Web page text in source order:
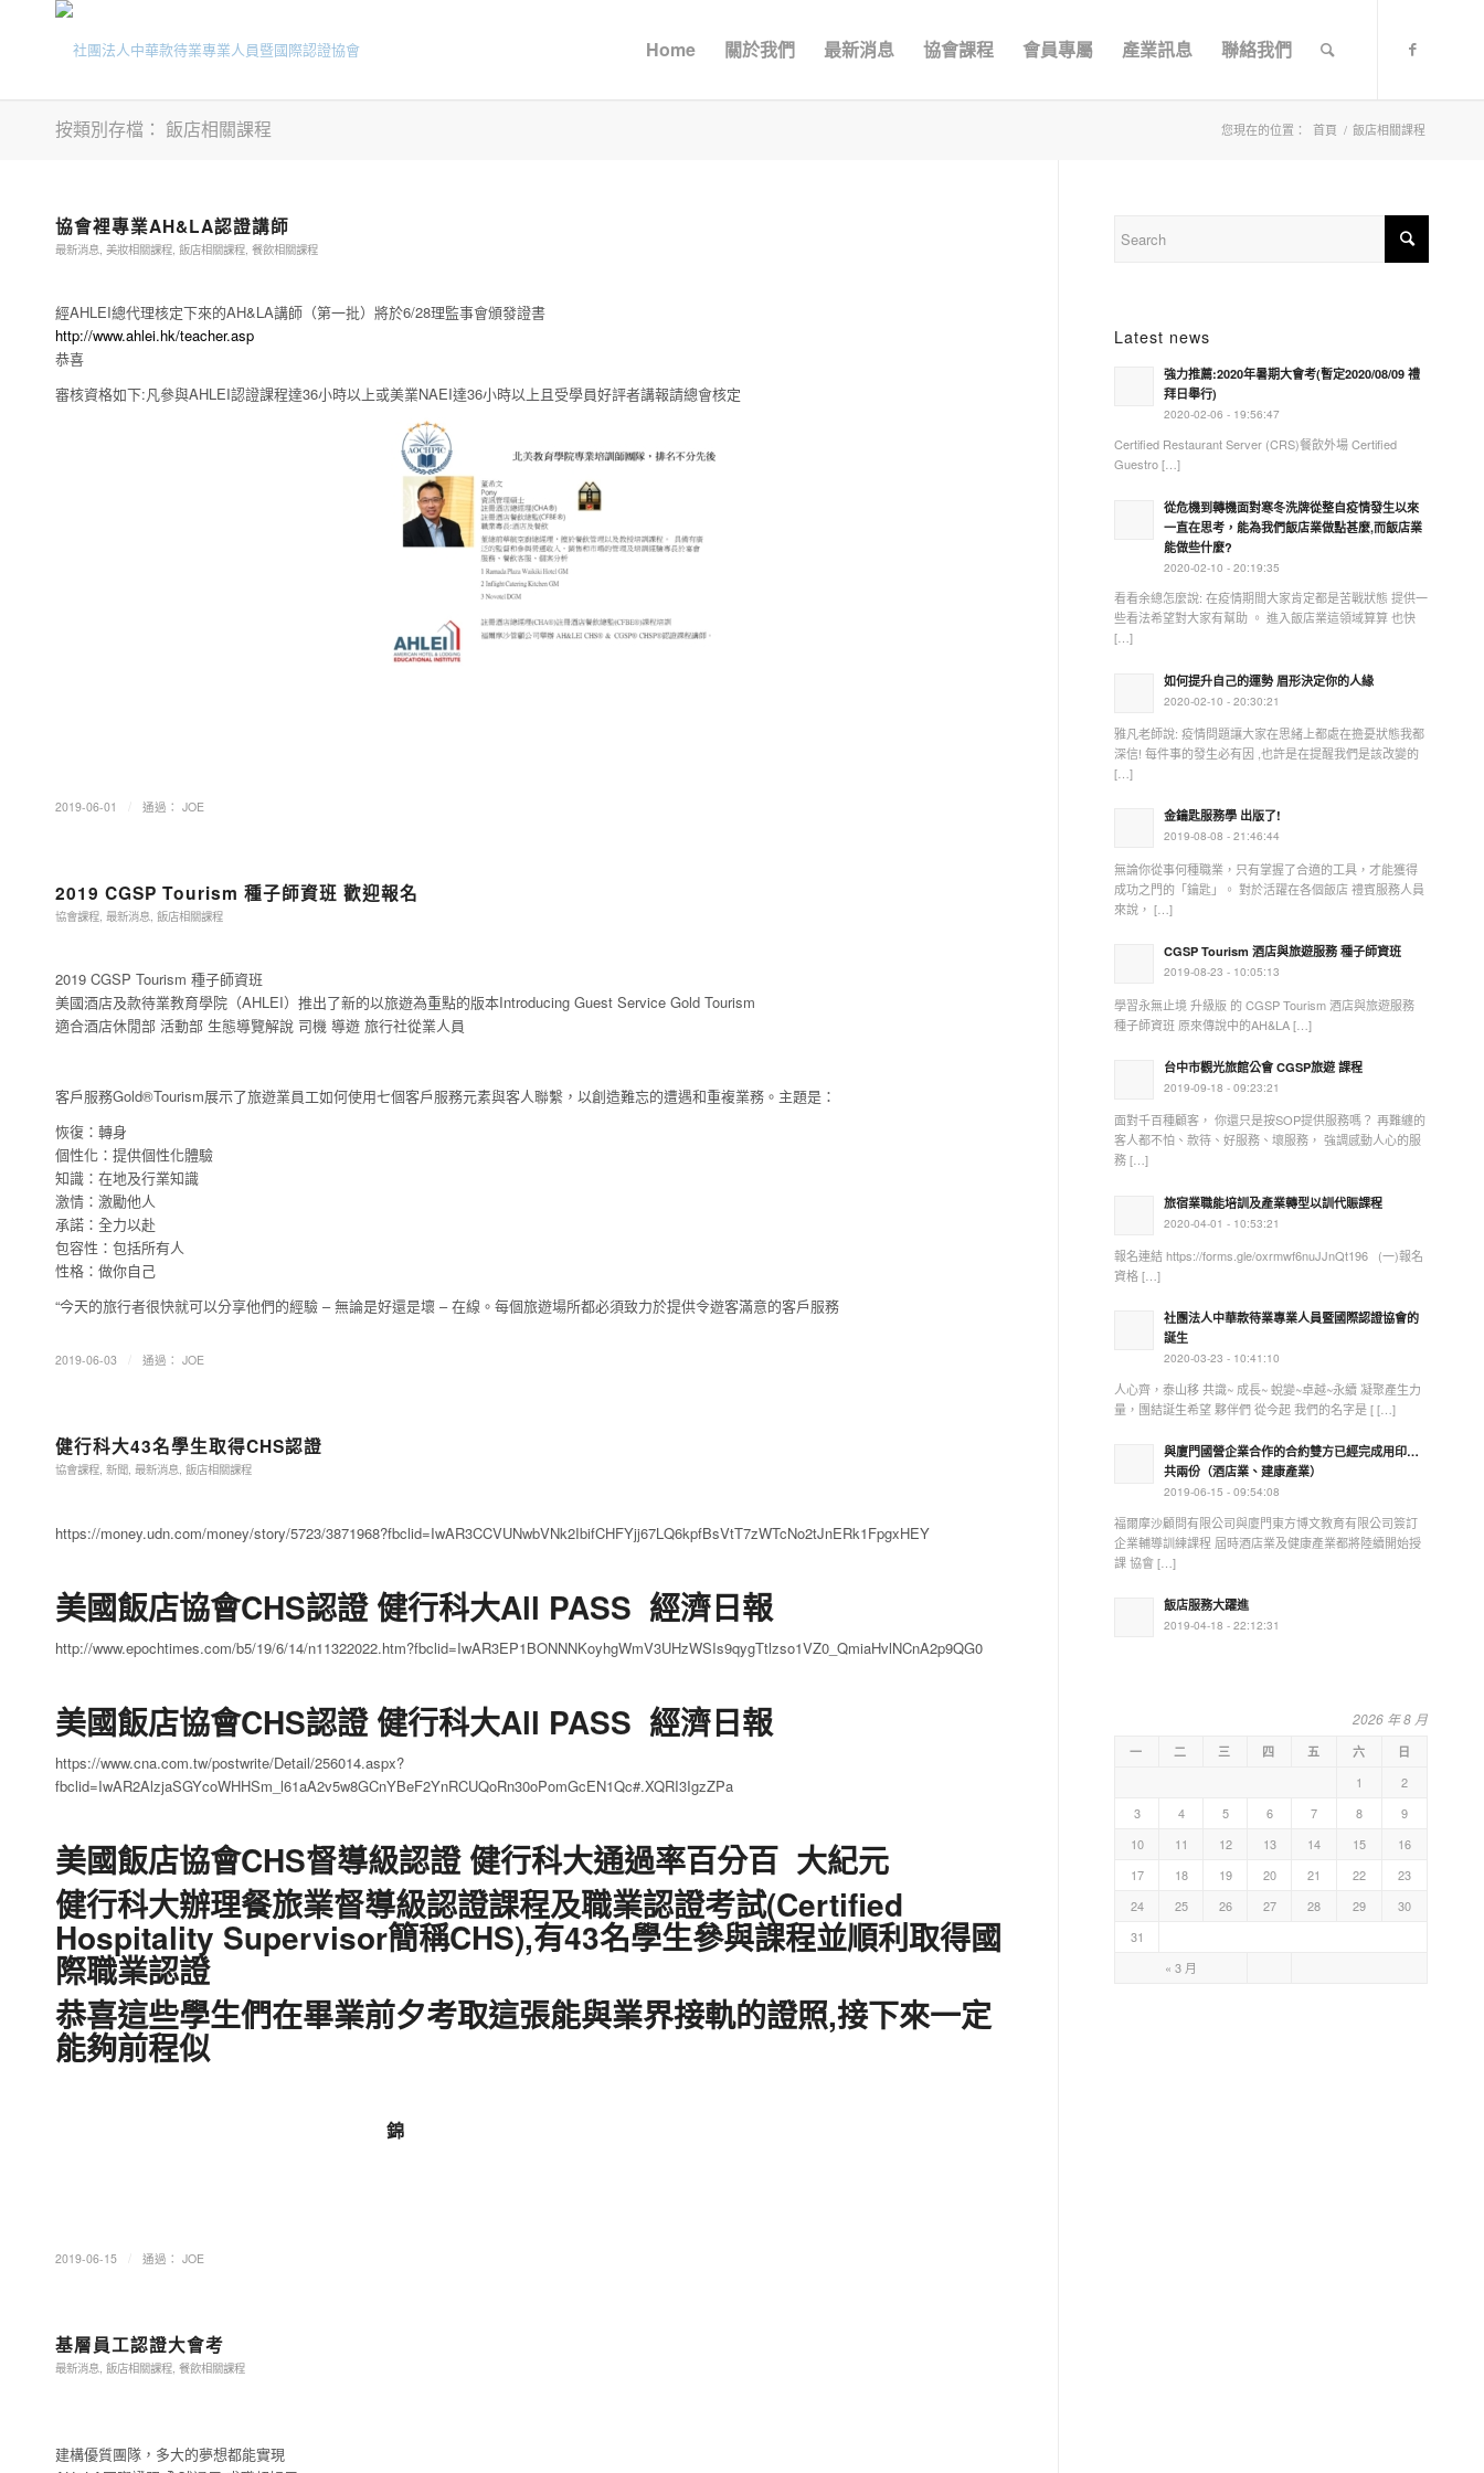
Home 關於我們 最新消息 協會課程 會員專屬 產業訊息 聯絡我們
按類別存檔： 飯店相關課程 您現在的位置： 首頁 / 飯店相關課程
協會裡專業AH&LA認證講師
最新消息, 美妝相關課程, 飯店相關課程, 餐飲相關課程
經AHLEI總代理核定下來的AH&LA講師（第一批）將於6/28理監事會頒發證書
http://www.ahlei.hk/teacher.asp
恭喜
審核資格如下:凡參與AHLEI認證課程達36小時以上或美業NAEI達36小時以上且受學員好評者講報請總會核定
2019-06-01 通過： JOE
2019 CGSP Tourism 種子師資班 歡迎報名
協會課程, 最新消息, 飯店相關課程
2019 CGSP Tourism 種子師資班
美國酒店及款待業教育學院（AHLEI）推出了新的以旅遊為重點的版本Introducing Guest Service Gold Tourism
適合酒店休閒部 活動部 生態導覽解說 司機 導遊 旅行社從業人員
客戶服務Gold®Tourism展示了旅遊業員工如何使用七個客戶服務元素與客人聯繫，以創造難忘的遭遇和重複業務 。主題是：
恢復：轉身
個性化：提供個性化體驗
知識：在地及行業知識
激情：激勵他人
承諾：全力以赴
包容性：包括所有人
性格：做你自己
“今天的旅行者很快就可以分享他們的經驗 – 無論是好還是壞 – 在線。每個旅遊場所都必須致力於提供令遊客滿意的客戶服務
2019-06-03 通過： JOE
健行科大43名學生取得CHS認證
協會課程, 新聞, 最新消息, 飯店相關課程
https://money.udn.com/money/story/5723/3871968?fbclid=IwAR3CCVUNwbVNk2IbifCHFYjj67LQ6kpfBsVtT7zWTcNo2tJnERk1FpgxHEY
美國飯店協會CHS認證 健行科大All PASS 經濟日報
http://www.epochtimes.com/b5/19/6/14/n11322022.htm?fbclid=IwAR3EP1BONNNKoyhgWmV3UHzWSIs9qygTtlzso1VZ0_QmiaHvlNCnA2p9QG0
美國飯店協會CHS認證 健行科大All PASS 經濟日報
https://www.cna.com.tw/postwrite/Detail/256014.aspx?
fbclid=IwAR2AlzjaSGYcoWHHSm_l61aA2v5w8GCnYBeF2YnRCUQoRn30oPomGcEN1Qc#.XQRI3IgzZPa
美國飯店協會CHS督導級認證 健行科大通過率百分百 大紀元
健行科大辦理餐旅業督導級認證課程及職業認證考試(Certified
Hospitality Supervisor簡稱CHS),有43名學生參與課程並順利取得國
際職業認證
恭喜這些學生們在畢業前夕考取這張能與業界接軌的證照,接下來一定
能夠前程似
錦
2019-06-15 通過： JOE
基層員工認證大會考
最新消息 飯店相關課程 餐飲相關課程
建構優質團隊，多大的夢想都能實現
Latest news
強力推薦:2020年暑期大會考(暫定2020/08/09 禮
拜日舉行)
2020-02-06 - 19:56:47
Certified Restaurant Server (CRS)餐飲外場 Certified
Guestro […]
從危機到轉機面對寒冬洗牌從整自疫情發生以來
一直在思考，能為我們飯店業做點甚麼,而飯店業
能做些什麼?
2020-02-10 - 20:19:35
看看余總怎麼說: 在疫情期間大家肯定都是苦戰狀態 提供一
些看法希望對大家有幫助 。 進入飯店業這領域算算 也快
[…]
如何提升自己的運勢 眉形決定你的人緣
2020-02-10 - 20:30:21
雅凡老師說: 疫情問題讓大家在思緒上都處在擔憂狀態我都
深信! 每件事的發生必有因 ,也許是在提醒我們是該改變的
[…]
金鑰匙服務學 出版了!
2019-08-08 - 21:46:44
無論你從事何種職業，只有掌握了合適的工具，才能獲得
成功之門的「鑰匙」。 對於活躍在各個飯店 禮賓服務人員
來說， […]
CGSP Tourism 酒店與旅遊服務 種子師資班
2019-08-23 - 10:05:13
學習永無止境 升級版 的 CGSP Tourism 酒店與旅遊服務
種子師資班 原來傳說中的AH&LA […]
台中市觀光旅館公會 CGSP旅遊 課程
2019-09-18 - 09:23:21
面對千百種顧客， 你還只是按SOP提供服務嗎？ 再難纏的
客人都不怕、款待、好服務、壞服務， 強調感動人心的服
務 […]
旅宿業職能培訓及產業轉型以訓代賑課程
2020-04-01 - 10:53:21
報名連結 https://forms.gle/oxrmwf6nuJJnQt196 (一)報名
資格 […]
社團法人中華款待業專業人員暨國際認證協會的
誕生
2020-03-23 - 10:41:10
人心齊，泰山移 共識~ 成長~ 蛻變~卓越~永續 凝聚產生力
量，團結誕生希望 夥伴們 從今起 我們的名字是 [ […]
與廈門國營企業合作的合約雙方已經完成用印…
共兩份（酒店業、建康產業）
2019-06-15 - 09:54:08
福爾摩沙顧問有限公司與廈門東方博文教育有限公司簽訂
企業輔導訓練課程 屆時酒店業及健康產業都將陸續開始授
課 協會 […]
飯店服務大躍進
2019-04-18 - 22:12:31
2026 年 8 月
一 二 三 四 五 六 日
« 3 月
1
2
3
4 5 6 7 8
9
10
11 12 13 14 15
16
17
18 19 20 21 22
23
24
25 26 27 28 29
30
31